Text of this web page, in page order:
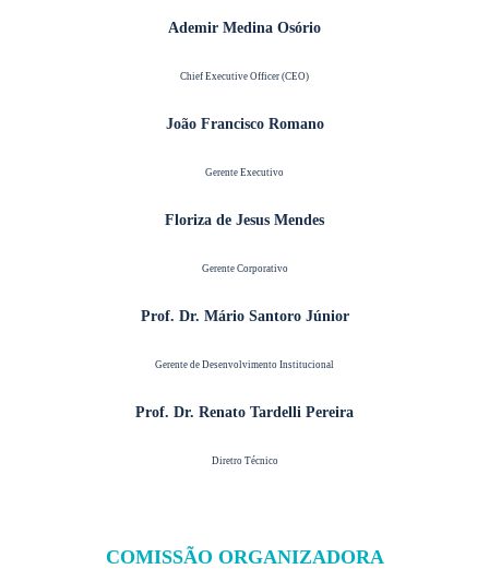
Ademir Medina Osório
Chief Executive Officer (CEO)
João Francisco Romano
Gerente Executivo
Floriza de Jesus Mendes
Gerente Corporativo
Prof. Dr. Mário Santoro Júnior
Gerente de Desenvolvimento Institucional
Prof. Dr. Renato Tardelli Pereira
Diretro Técnico
COMISSÃO ORGANIZADORA